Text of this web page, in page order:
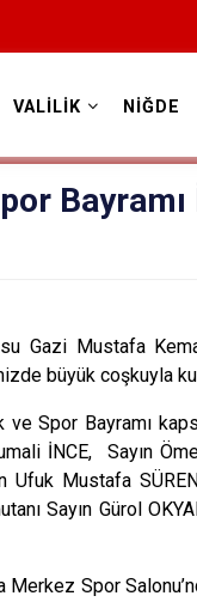
VALİLİK NİĞDE
Gazi Mustafa
büyük coşkuyla
ve Spor Bayramı
İNCE, Sayın
Ufuk Mustafa
Sayın Gürol
Merkez Spor